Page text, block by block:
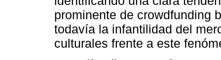
prominente de crowdfunding
todavía la infantilidad del
culturales frente a este